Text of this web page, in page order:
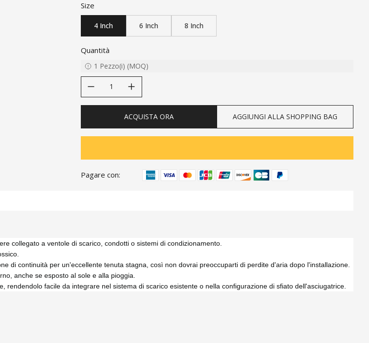
Size
4 Inch 6 Inch 8 Inch
Quantità
1 Pezzo(i) (MOQ)
ACQUISTA ORA AGGIUNGI ALLA SHOPPING BAG
Pagare con:
collegato a ventole di scarico, condotti o sistemi di condizionamento.
di continuità per un'eccellente tenuta stagna, così non dovrai preoccuparti di perdite d'aria dopo l'installazione.
anche se esposto al sole e alla pioggia.
facile da integrare nel sistema di scarico esistente o nella configurazione di sfiato dell'asciugatrice.